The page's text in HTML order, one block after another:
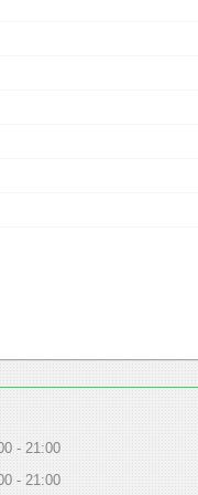
21:00
21:00